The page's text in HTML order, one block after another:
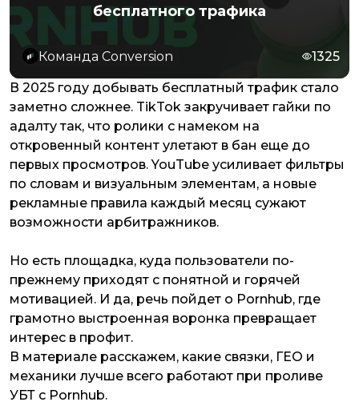
бесплатного трафика
Команда Conversion 1325
В 2025 году добывать бесплатный трафик стало
заметно сложнее. TikTok закручивает гайки по
адалту так, что ролики с намеком на
откровенный контент улетают в бан еще до
первых просмотров. YouTube усиливает фильтры
по словам и визуальным элементам, а новые
рекламные правила каждый месяц сужают
возможности арбитражников.
Но есть площадка, куда пользователи по-
прежнему приходят с понятной и горячей
мотивацией. И да, речь пойдет о Pornhub, где
грамотно выстроенная воронка превращает
интерес в профит.
В материале расскажем, какие связки, ГЕО и
механики лучше всего работают при проливе
УБТ с Pornhub.